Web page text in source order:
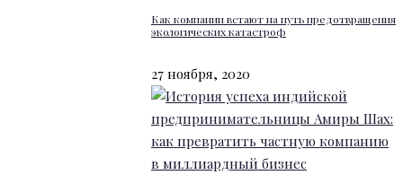
Как компании встают на путь предотвращения
экологических катастроф
27 ноября, 2020